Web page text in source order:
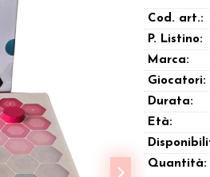
Cod. art.:
P. Listino:
Marca:
Giocatori:
Durata:
Età:
Quantità: